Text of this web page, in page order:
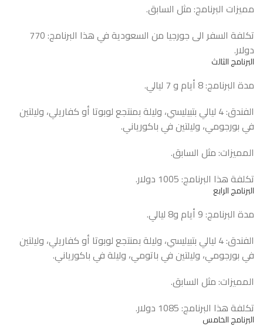
مميزات البرنامج: مثل السابق.
تكلفة السفر الى جورجيا من السعودية في هذا البرنامج: 770
دولار.
البرنامج الثالث
مدة البرنامج: 8 أيام و 7 ليالي.
الفندق: 4 ليالي بتبيليسي، وليلة بمنتجع لوبوتا أو كفاريلي، وليلتين
في بورجومي، وليلتين في باكورياني.
المميزات: مثل السابق.
تكلفة هذا البرنامج: 1005 دولار.
البرنامج الرابع
مدة البرنامج: 9 أيام و8 ليالي.
الفندق: 4 ليالي بتبيليسي، وليلة بمنتجع لوبوتا أو كفاريلي، وليلتين
في بورجومي، وليلتين في باتومي، وليلة في باكورياني.
المميزات: مثل السابق.
تكلفة هذا البرنامج: 1085 دولار.
البرنامج الخامس